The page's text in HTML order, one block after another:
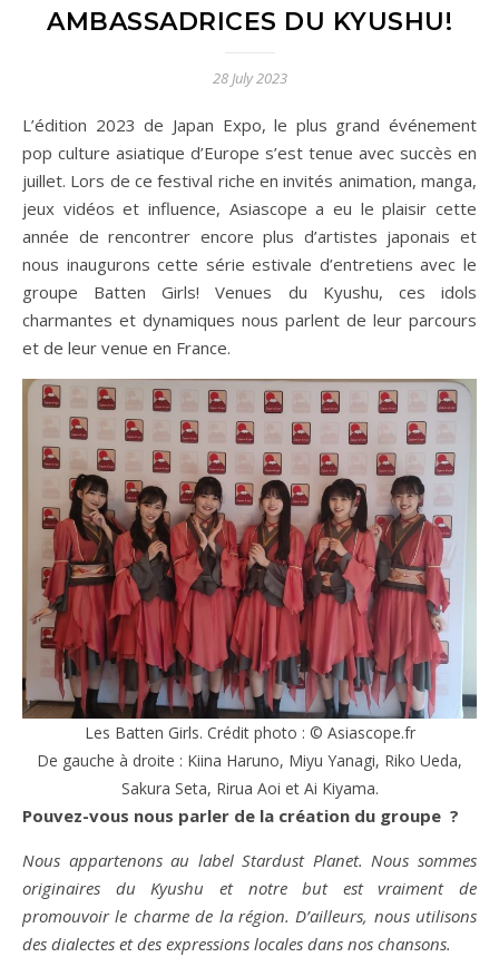
AMBASSADRICES DU KYUSHU!
28 July 2023
L’édition 2023 de Japan Expo, le plus grand événement
pop culture asiatique d’Europe s’est tenue avec succès en
juillet. Lors de ce festival riche en invités animation, manga,
jeux vidéos et influence, Asiascope a eu le plaisir cette
année de rencontrer encore plus d’artistes japonais et
nous inaugurons cette série estivale d’entretiens avec le
groupe Batten Girls! Venues du Kyushu, ces idols
charmantes et dynamiques nous parlent de leur parcours
et de leur venue en France.
Les Batten Girls. Crédit photo : © Asiascope.fr
De gauche à droite : Kiina Haruno, Miyu Yanagi, Riko Ueda,
Sakura Seta, Rirua Aoi et Ai Kiyama.
Pouvez-vous nous parler de la création du groupe ?
Nous appartenons au label Stardust Planet. Nous sommes
originaires du Kyushu et notre but est vraiment de
promouvoir le charme de la région. D’ailleurs, nous utilisons
des dialectes et des expressions locales dans nos chansons.